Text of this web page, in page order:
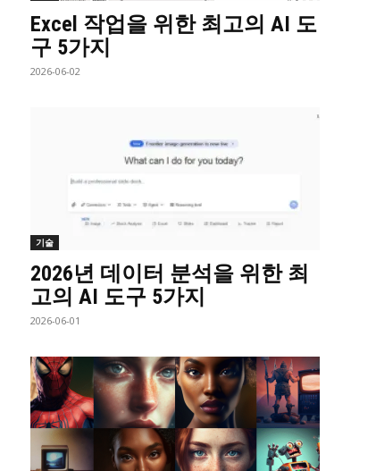
Excel 작업을 위한 최고의 AI 도
구 5가지
2026-06-02
기술
2026년 데이터 분석을 위한 최
고의 AI 도구 5가지
2026-06-01